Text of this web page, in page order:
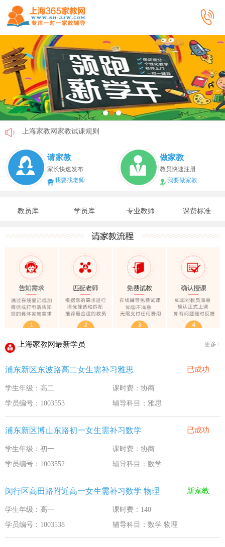
上海家教网家教试课规则
上海家教网免责声明
教员首次给家长打电话注意事项
上海家教网教员首次上门试教注意事项
上海家教网女生家教安全必读！
上海家教网大学生做家教安全须知！
上海家教网家教试课规则 2020-1-18
上海家教网免责声明 2016-11-15
教员首次给家长打电话注意事项 2016-11-15
上海家教网教员首次上门试教注意事项 2016-11-15
上海家教网注册协议 2016-11-15
上海家教网大学生做家教安全须知！
全国教师管理信息系统明年启用
请家教
家长快速发布
我要找老师
做家教
教员快速注册
我要做家教
教员库 学员库 专业教师 课费标准
上海家教网最新学员 更多+
浦东新区东波路高二女生需补习雅思 已成功
学生年级：高二
课时费：协商
学员编号：1003553
辅导科目：雅思
浦东新区博山东路初一女生需补习数学 已成功
学生年级：初一
课时费：协商
学员编号：1003552
辅导科目：数学
闵行区高田路附近高一女生需补习数学 物理 新家教
学生年级：高一
课时费：140
学员编号：1003538
辅导科目：数学 物理